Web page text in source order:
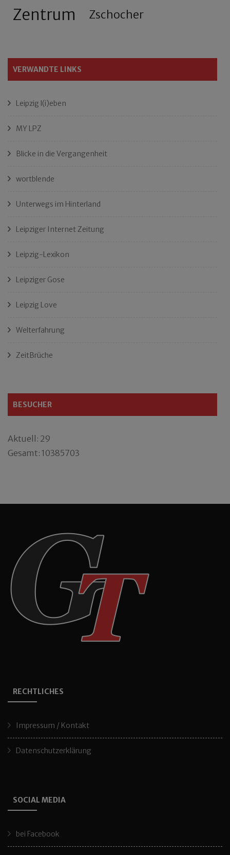
Zentrum Zschocher
VERWANDTE LINKS
Leipzig l(i)eben
MY LPZ
Blicke in die Vergangenheit
wortblende
Unterwegs im Hinterland
Leipziger Internet Zeitung
Leipzig-Lexikon
Leipziger Gose
Leipzig Love
Welterfahrung
ZeitBrüche
BESUCHER
Aktuell: 29
Gesamt: 10385703
RECHTLICHES
Impressum / Kontakt
Datenschutzerklärung
SOCIAL MEDIA
bei Facebook